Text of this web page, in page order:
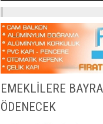
EMEKLİLERE
ÖDENECEK